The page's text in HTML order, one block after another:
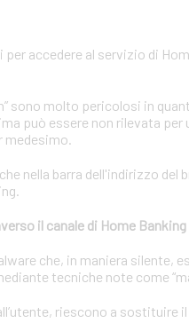
accedere al servizio di
sono molto pericolosi in
può essere non rilevata
medesimo.
nella barra dell'indirizzo
il canale di Home Banking
che, in maniera silente,
tecniche note come
riescono a